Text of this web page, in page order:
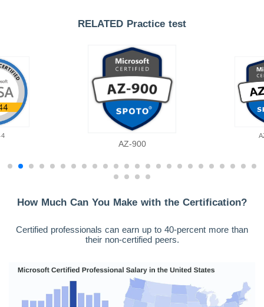
RELATED Practice test
AZ-900
How Much Can You Make with the Certification?
Certified professionals can earn up to 40-percent more than
their non-certified peers.